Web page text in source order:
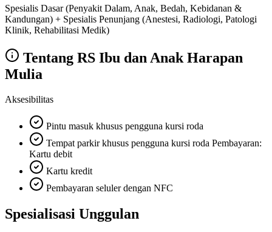
Spesialis Dasar (Penyakit Dalam, Anak, Bedah, Kebidanan &
Kandungan) + Spesialis Penunjang (Anestesi, Radiologi, Patologi
Klinik, Rehabilitasi Medik)
Tentang RS Ibu dan Anak Harapan
Mulia
Aksesibilitas
Pintu masuk khusus pengguna kursi roda
Tempat parkir khusus pengguna kursi roda Pembayaran:
Kartu debit
Kartu kredit
Pembayaran seluler dengan NFC
Spesialisasi Unggulan